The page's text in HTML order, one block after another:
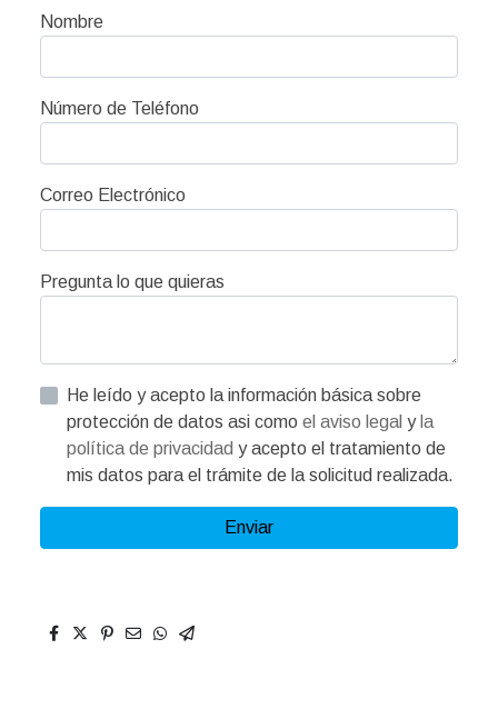
Nombre
Número de Teléfono
Correo Electrónico
Pregunta lo que quieras
He leído y acepto la información básica sobre
protección de datos asi como el aviso legal y la
política de privacidad y acepto el tratamiento de
mis datos para el trámite de la solicitud realizada.
Enviar